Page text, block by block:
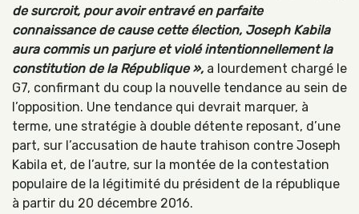
de surcroit, pour avoir entravé en parfaite
connaissance de cause cette élection, Joseph Kabila
aura commis un parjure et violé intentionnellement la
constitution de la République », a lourdement chargé le
G7, confirmant du coup la nouvelle tendance au sein de
l’opposition. Une tendance qui devrait marquer, à
terme, une stratégie à double détente reposant, d’une
part, sur l’accusation de haute trahison contre Joseph
Kabila et, de l’autre, sur la montée de la contestation
populaire de la légitimité du président de la république
à partir du 20 décembre 2016.